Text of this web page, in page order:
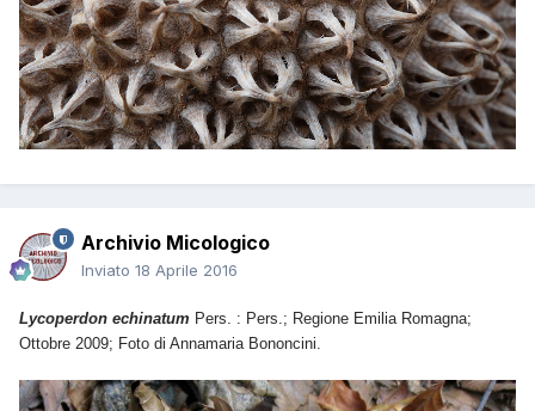
Archivio Micologico
Inviato 18 Aprile 2016
Lycoperdon echinatum Pers. : Pers.; Regione Emilia Romagna;
Ottobre 2009; Foto di Annamaria Bononcini.